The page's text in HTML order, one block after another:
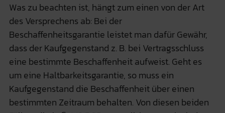
Was zu beachten ist, hängt zum einen von der Art
des Versprechens ab: Bei der
Beschaffenheitsgarantie leistet man dafür Gewähr,
dass der Kaufgegenstand z. B. bei Vertragsschluss
eine bestimmte Beschaffenheit aufweist. Geht es
um eine Haltbarkeitsgarantie, so muss ein
Kaufgegenstand die Beschaffenheit über einen
bestimmten Zeitraum behalten. Von diesen beiden